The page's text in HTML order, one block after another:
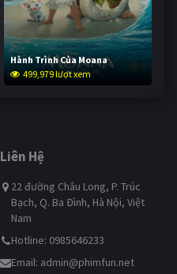
Hành Trình Của Moana
499,979 lượt xem
Liên Hệ
22 đường Châu Long, P. Trúc
Bạch, Q. Ba Đình, Hà Nội, Việt
Nam
Hotline: 0985646233
Email: admin@phimfun.net